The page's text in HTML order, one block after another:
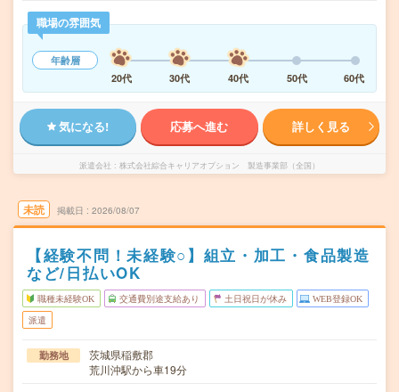
職場の雰囲気
年齢層
20代
30代 40代 50代 60代
気になる! 応募へ進む 詳しく見る
派遣会社 株式会社綜合キャリアオプション 製造事業部（全国）
未読 掲載日 2026/08/07
【経験不問！未経験○】組立・加工・食品製造
など/日払いOK
職種未経験OK 交通費別途支給あり 土日祝日が休み WEB登録OK
派遣
勤務地
茨城県稲敷郡
荒川沖駅から車19分